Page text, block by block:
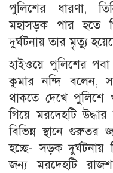
পুলিশের ধারণা,
মহাসড়ক পার হতে
দুর্ঘটনায় তার মৃত্যু
হাইওয়ে পুলিশের
কুমার নন্দি বলেন,
থাকতে দেখে পুলিশে
গিয়ে মরদেহটি
বিভিন্ন স্থানে গুরুতর
হচ্ছে- সড়ক দুর্ঘটনায়
জন্য মরদেহটি